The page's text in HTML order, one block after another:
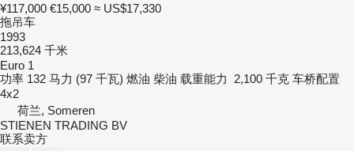
¥117,000 €15,000 ≈ US$17,330
拖吊车
1993
213,624 千米
Euro 1
功率 132 马力 (97 千瓦) 燃油 柴油 载重能力 2,100 千克 车桥配置
4x2
荷兰, Someren
STIENEN TRADING BV
联系卖方